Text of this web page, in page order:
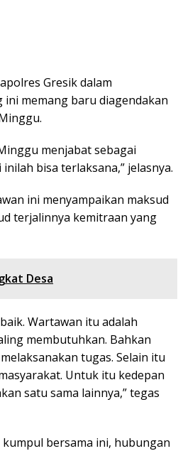
Gresik dalam
memang baru diagendakan
menjabat sebagai
bisa terlaksana,” jelasnya.
ini menyampaikan maksud
terjalinnya kemitraan yang
Desa
Wartawan itu adalah
membutuhkan. Bahkan
tugas. Selain itu
Untuk itu kedepan
satu sama lainnya,” tegas
bersama ini, hubungan